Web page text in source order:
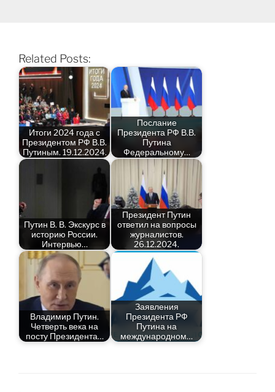
Related Posts:
Итоги 2024 года с
Президентом РФ В.В.
Путиным. 19.12.2024.
Послание
Президента РФ В.В.
Путина
Федеральному…
Путин В. В. Экскурс в
историю России.
Интервью…
Президент Путин
ответил на вопросы
журналистов.
26.12.2024.
Владимир Путин.
Четверть века на
посту Президента…
Заявления
Президента РФ
Путина на
международном…